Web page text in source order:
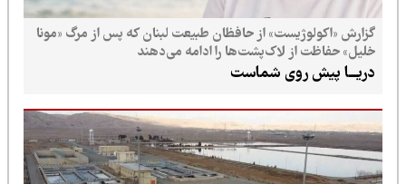
گزارش «اکولوژیست» از حافظان طبیعت لبنان که پس از مرگ «مونا
خلیل» حفاظت از لاک‌پشت‌ها را ادامه می‌دهند
دریـــا پیش روی شماست